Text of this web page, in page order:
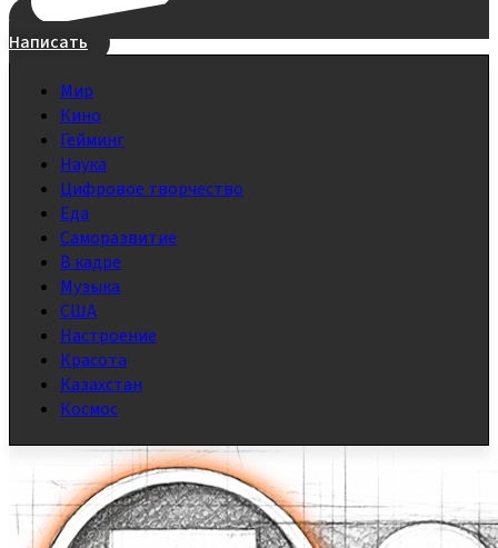
Написать
Мир
Кино
Гейминг
Наука
Цифровое творчество
Еда
Саморазвитие
В кадре
Музыка
США
Настроение
Красота
Казахстан
Космос